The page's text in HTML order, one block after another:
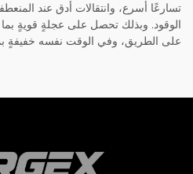
تسارعًا أسرع، وانتقالات أدق عند
الوقود. وبذلك تحصل على عجلةٍ قويةٍ
على الطريق، وفي الوقت نفسه خفيفةٍ